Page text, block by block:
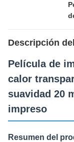
Descripción
Película de
calor
suavidad 20
impreso
Resumen del